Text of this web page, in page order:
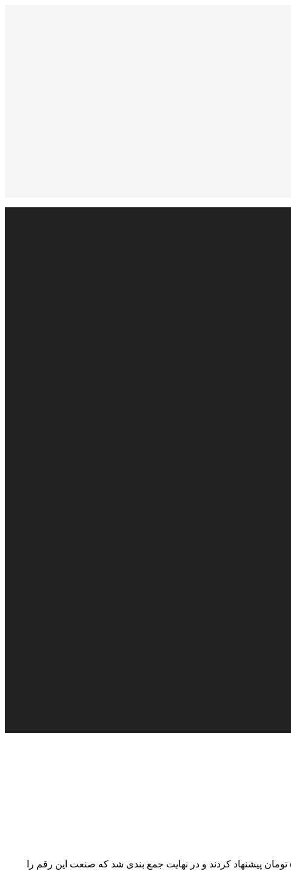
به گزارش همشهری آنلاین، محمدفربد افزود: در جلسه اخیر انجمن با تشکل و اتحادیه دامداران، قیمت شیرخام دامداران ۴۶ هزار و ۵۰۰ تومان پیشنهاد کردند و در نهایت جمع بندی شد که صنعت این رقم را